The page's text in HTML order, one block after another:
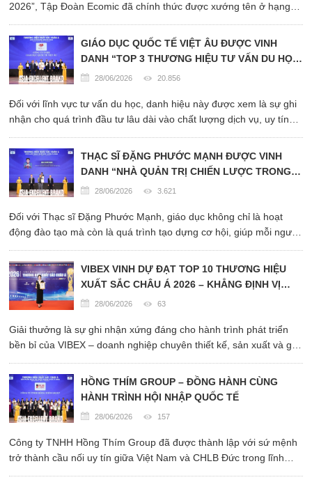
2026”, Tập Đoàn Ecomic đã chính thức được xướng tên ở hạng
GIÁO DỤC QUỐC TẾ VIỆT ÂU ĐƯỢC VINH
DANH “TOP 3 THƯƠNG HIỆU TƯ VẤN DU HỌC
XUẤT SẮC CHÂU Á 2026”
28/06/2026 20.856
Đối với lĩnh vực tư vấn du học, danh hiệu này được xem là sự ghi
nhận cho quá trình đầu tư lâu dài vào chất lượng dịch vụ, uy tín
trường giáo dục quốc tế ngày càng cạnh ...
THẠC SĨ ĐẶNG PHƯỚC MẠNH ĐƯỢC VINH
DANH “NHÀ QUẢN TRỊ CHIẾN LƯỢC TRONG
PHÁT TRIỂN GIÁO DỤC VÀ DU HỌC TOÀN
28/06/2026 3.621
Đối với Thạc sĩ Đặng Phước Mạnh, giáo dục không chỉ là hoạt
động đào tạo mà còn là quá trình tạo dựng cơ hội, giúp mỗi người
trong môi trường quốc tế.
VIBEX VINH DỰ ĐẠT TOP 10 THƯƠNG HIỆU
XUẤT SẮC CHÂU Á 2026 – KHẲNG ĐỊNH VỊ
THẾ THƯƠNG HIỆU SẢN XUẤT BALO, TÚI
28/06/2026 63
Giải thưởng là sự ghi nhận xứng đáng cho hành trình phát triển
bền bỉ của VIBEX – doanh nghiệp chuyên thiết kế, sản xuất và gia
may mặc theo tiêu chuẩn xuất khẩu.
HỒNG THÍM GROUP – ĐỒNG HÀNH CÙNG
HÀNH TRÌNH HỘI NHẬP QUỐC TẾ
28/06/2026 157
Công ty TNHH Hồng Thím Group đã được thành lập với sứ mệnh
trở thành cầu nối uy tín giữa Việt Nam và CHLB Đức trong lĩnh